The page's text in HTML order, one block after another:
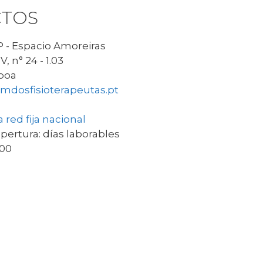
- Espacio Amoreiras
n° 24 - 1.03
red fija nacional
días laborables